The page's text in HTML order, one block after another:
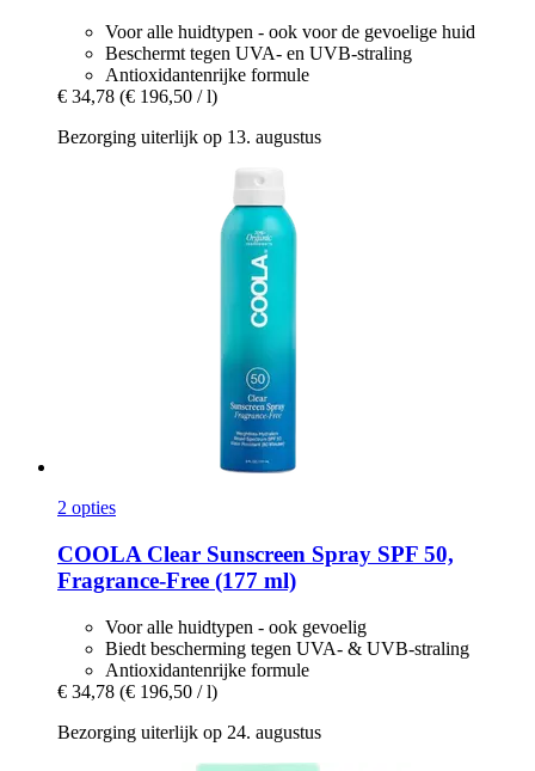
Voor alle huidtypen - ook voor de gevoelige huid
Beschermt tegen UVA- en UVB-straling
Antioxidantenrijke formule
€ 34,78 (€ 196,50 / l)
Bezorging uiterlijk op 13. augustus
2 opties
COOLA Clear Sunscreen Spray SPF 50,
Fragrance-​Free (177 ml)
Voor alle huidtypen - ook gevoelig
Biedt bescherming tegen UVA- & UVB-straling
Antioxidantenrijke formule
€ 34,78 (€ 196,50 / l)
Bezorging uiterlijk op 24. augustus